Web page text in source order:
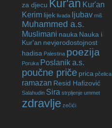
za djecu Kur'an Kur'an
Kerim lijek livada ljubav miš
Muhammed a.s.
Muslimani nauka Nauka i
Kur'an nevjerodostojnost
hadisa Palestina poezija
Poruka Poslanik a.s.
poučne priče prica pčelica
ramazan Resid Hafizović
Salahudin Sira strpljenje ummet
zdravlje zečići